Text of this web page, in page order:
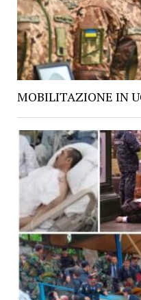
MOBILITAZIONE IN